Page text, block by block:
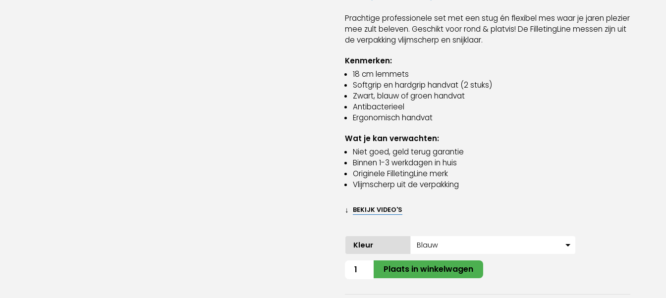
€58,50
tot
€59,95
Prachtige professionele set met een stug én flexibel mes waar je jaren plezier
mee zult beleven. Geschikt voor rond & platvis! De FilletingLine messen zijn uit
de verpakking vlijmscherp en snijklaar.
Kenmerken:
18 cm lemmets
Softgrip en hardgrip handvat (2 stuks)
Zwart, blauw of groen handvat
Antibacterieel
Ergonomisch handvat
Wat je kan verwachten:
Niet goed, geld terug garantie
Binnen 1-3 werkdagen in huis
Originele FilletingLine merk
Vlijmscherp uit de verpakking
↓ BEKIJK VIDEO'S
Kleur
Fileerset
Plaats in winkelwagen